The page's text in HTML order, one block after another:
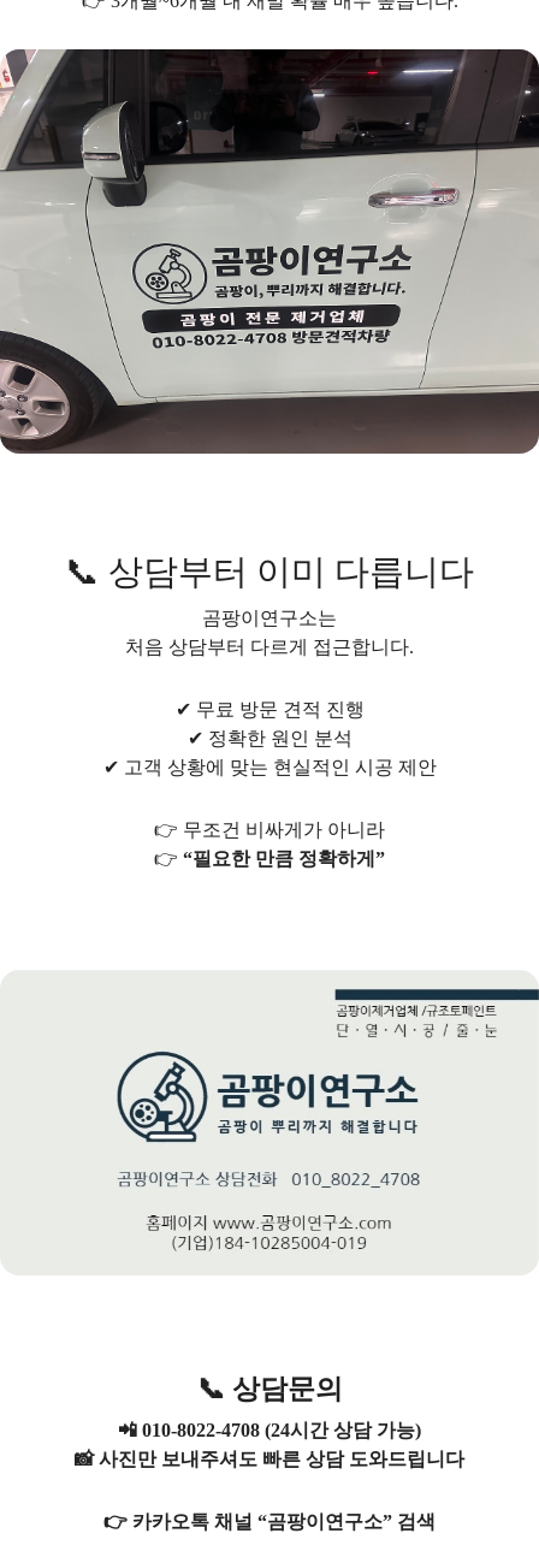
📞 상담부터 이미 다릅니다
곰팡이연구소는
처음 상담부터 다르게 접근합니다.
✔ 무료 방문 견적 진행
✔ 정확한 원인 분석
✔ 고객 상황에 맞는 현실적인 시공 제안
👉 무조건 비싸게가 아니라
👉 “필요한 만큼 정확하게”
📞 상담문의
📲 010-8022-4708 (24시간 상담 가능)
📸 사진만 보내주셔도 빠른 상담 도와드립니다
👉 카카오톡 채널 “곰팡이연구소” 검색